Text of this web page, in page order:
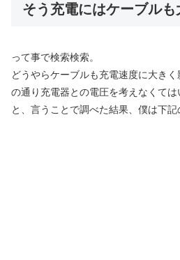
そう充電にはケーブルも
って事で検索検索。
どうやらケーブルも充電速度に大き
の通り充電器との電圧を考えなくては
と、言うことで調べた結果、僕は下記